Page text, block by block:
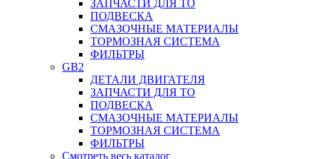
ЗАПЧАСТИ ДЛЯ ТО
ПОДВЕСКА
СМАЗОЧНЫЕ МАТЕРИАЛЫ
ТОРМОЗНАЯ СИСТЕМА
ФИЛЬТРЫ
GB2
ДЕТАЛИ ДВИГАТЕЛЯ
ЗАПЧАСТИ ДЛЯ ТО
ПОДВЕСКА
СМАЗОЧНЫЕ МАТЕРИАЛЫ
ТОРМОЗНАЯ СИСТЕМА
ФИЛЬТРЫ
Смотреть весь каталог